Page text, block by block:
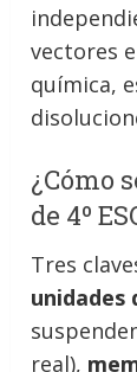
vectores
química,
¿Cómo
de 4º
Tres
unidades
real),